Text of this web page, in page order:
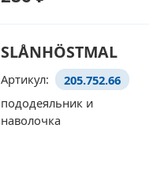
SLÅNHÖSTMAL
Артикул:
205.752.66
пододеяльник и
наволочка